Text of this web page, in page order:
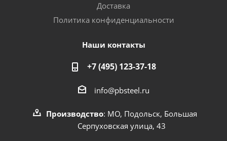
Доставка
Политика конфиденциальности
Наши контакты
+7 (495) 123-37-18
info@pbsteel.ru
Производство: МО, Подольск, Большая
Серпуховская улица, 43